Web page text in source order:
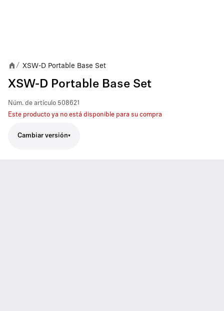
/ XSW-D Portable Base Set
XSW-D Portable Base Set
Núm. de artículo 508621
Este producto ya no está disponible para su compra
Cambiar versión